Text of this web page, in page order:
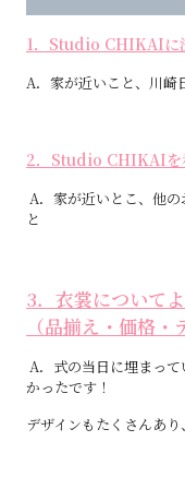
1．Studio CHIKAIに
A．家が近いこと、川崎
2．Studio CHIKAIを
A．家が近いとこ、他
と
3．衣裳について
（品揃え・価格・
A．式の当日に埋まっ
かったです！
デザインもたくさんあ